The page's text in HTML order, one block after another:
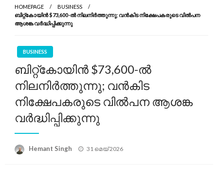
HOMEPAGE
BUSINESS
ബിറ്റ്കോയിൻ $73,600-ൽ നിലനിർത്തുന്നു; വൻകിട നിക്ഷേപകരുടെ വിൽപന
ആശങ്ക വർദ്ധിപ്പിക്കുന്നു
BUSINESS
ബിറ്റ്കോയിൻ $73,600-ൽ
നിലനിർത്തുന്നു; വൻകിട
നിക്ഷേപകരുടെ വിൽപന ആശങ്ക
വർദ്ധിപ്പിക്കുന്നു
Hemant Singh
Posted
31 മെയ്‌ 2026